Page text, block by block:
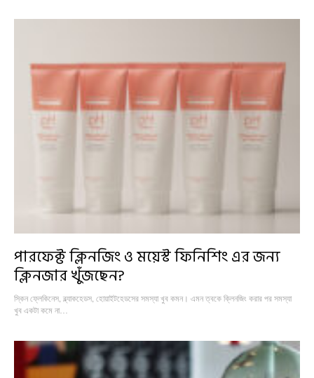
পারফেক্ট ক্লিনজিং ও ময়েস্ট ফিনিশিং এর জন্য
ক্লিনজার খুঁজছেন?
স্কিন ফ্লেকিনেস, ব্ল্যাকহেডস, হোয়াইটহেডসের সমস্যা খুব কমন। এমন ত্বকে ক্লিনজিং করার পর সমস্যা
খুব একটা কমে না…